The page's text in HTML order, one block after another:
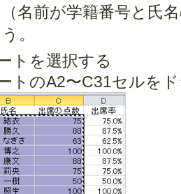
名前が学籍番号と氏
。
トを選択する
トのA2〜C31セルを